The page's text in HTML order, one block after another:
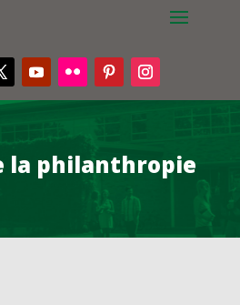
la philanthropie